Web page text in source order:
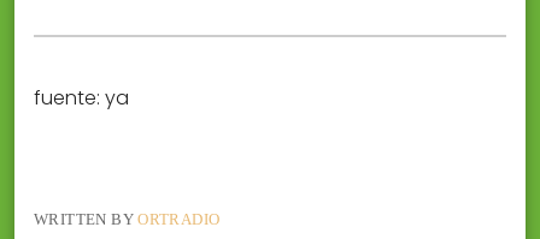
fuente: ya
WRITTEN BYORTRADIO